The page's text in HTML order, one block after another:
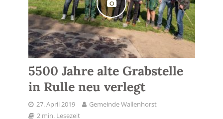
5500 Jahre alte Grabstelle
in Rulle neu verlegt
27. April 2019
Gemeinde Wallenhorst
2 min. Lesezeit